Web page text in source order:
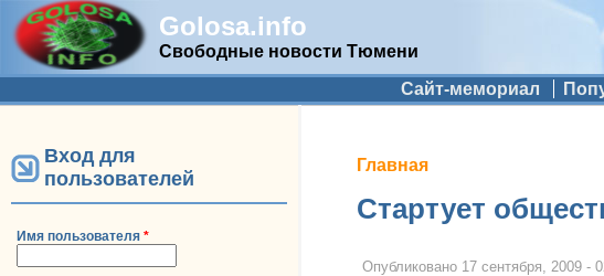
Golosa.info
Свободные новости Тюмени
Дополнительное меню Сайт-мемориал
Вход для
пользователей
Имя пользователя *
Вы здесь
Главная
Стартует
Опубликовано 17 сентября, 2009 -